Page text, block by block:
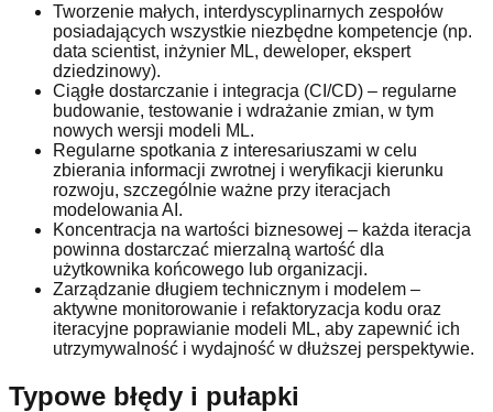
Tworzenie małych, interdyscyplinarnych zespołów
posiadających wszystkie niezbędne kompetencje (np.
data scientist, inżynier ML, deweloper, ekspert
dziedzinowy).
Ciągłe dostarczanie i integracja (CI/CD) – regularne
budowanie, testowanie i wdrażanie zmian, w tym
nowych wersji modeli ML.
Regularne spotkania z interesariuszami w celu
zbierania informacji zwrotnej i weryfikacji kierunku
rozwoju, szczególnie ważne przy iteracjach
modelowania AI.
Koncentracja na wartości biznesowej – każda iteracja
powinna dostarczać mierzalną wartość dla
użytkownika końcowego lub organizacji.
Zarządzanie długiem technicznym i modelem –
aktywne monitorowanie i refaktoryzacja kodu oraz
iteracyjne poprawianie modeli ML, aby zapewnić ich
utrzymywalność i wydajność w dłuższej perspektywie.
Typowe błędy i pułapki